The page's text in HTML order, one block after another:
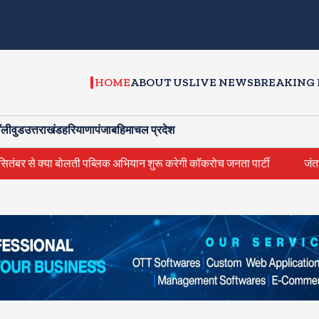
HOMEABOUT USLIVE NEWSBREAKING
उत्तराखंडहरियाणापंजाबहिमाचल प्रदेश
शुरू करेगी कॉकरोच जनता पार्टी जंतर मंतर पर खाना खिलाने वाले